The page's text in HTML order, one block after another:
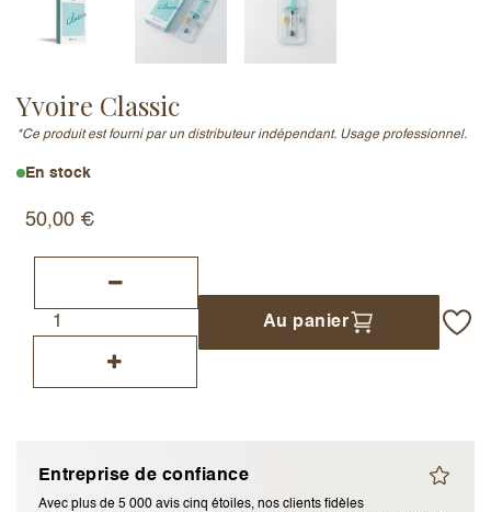
Yvoire Classic
*Ce produit est fourni par un distributeur indépendant. Usage professionnel.
En stock
50,00 €
Au panier
Entreprise de confiance
Avec plus de 5 000 avis cinq étoiles, nos clients fidèles
J’accepte les